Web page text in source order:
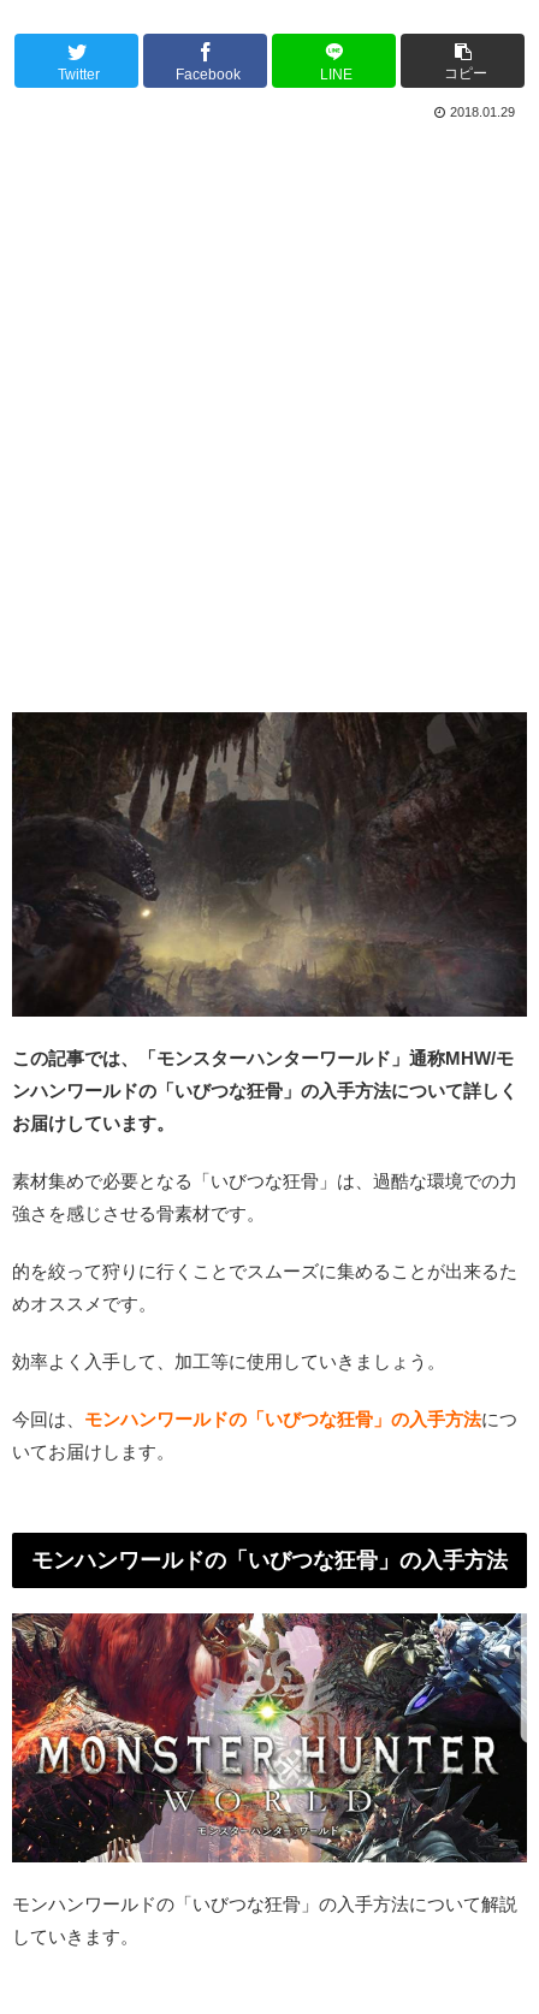
Twitter Facebook LINE コピー
2018.01.29
この記事では、「モンスターハンターワールド」通称MHW/モ
ンハンワールドの「いびつな狂骨」の入手方法について詳しく
お届けしています。
素材集めで必要となる「いびつな狂骨」は、過酷な環境での力
強さを感じさせる骨素材です。
的を絞って狩りに行くことでスムーズに集めることが出来るた
めオススメです。
効率よく入手して、加工等に使用していきましょう。
今回は、 モンハンワールドの「いびつな狂骨」の入手方法につ
いてお届けします。
モンハンワールドの「いびつな狂骨」の入手方法
モンハンワールドの「いびつな狂骨」の入手方法について解説
していきます。